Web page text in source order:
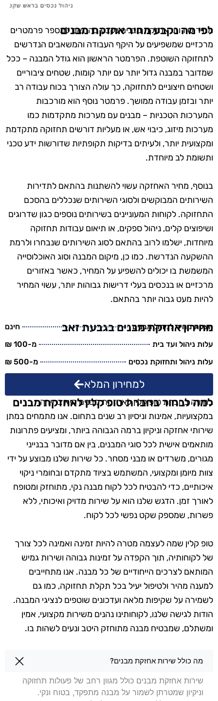
לפי מה נקבע מחיר אחזקת מבנים
מחיר שירותי אחזקת מבנים נקבע בהתאם למספר פרמטרים
מרכזיים שמשפיעים על היקף העבודה והמשאבים הנדרשים
לתחזוקה השוטפת. הפרמטר הראשון הוא גודל המבנה – ככל
שמדובר במבנה גדול יותר עם יותר קומות, שטחים ציבוריים
ושטחים חיצוניים לתחזוקה, כך עולה הצורך בכוח עבודה רב
יותר ובזמן עבודה ממושך. פרמטר נוסף הוא מורכבות
המערכות הטכניות – מבנים עם מערכות מתקדמות כמו
מערכות מיזוג, כיבוי אש, או מעליות דורשים תחזוקה מתקדמת
ומקצועית יותר, ולעיתים בדיקות תקופתיות שדורשות ידע טכני
ותשומת לב מיוחדת.
בנוסף, מחיר האחזקה עשוי להשתנות בהתאם לתדירות
השירותים המבוקשים ולסוגי השירותים שנכללים בהסכם
התחזוקה. לקוחות המעוניינים בשירותים נוספים כגון שדרוגים
ושיפוצים קלים, ניהול ספקים, או תיאום עבודות תחזוקה
מיוחדות, ישלמו לרוב בהתאם לסוג השירותים שנבחרו ולרמת
ההשקעה הנדרשת. כמו כן, מיקום המבנה וסוג האוכלוסייה
המשמשת בו יכולים להשפיע על המחיר, כאשר באזורים
מרכזיים או בנכסים בעלי דרישות גבוהות יותר, עשוי המחיר
להיות מעט גבוה יותר בהתאם.
מחירון אחזקת מבנים בגבעת זאב
הצעת מחיר לניהול מבנים
חינם
עלות ניהול ועד בית
מ-100 ₪
עלות ניהול ותחזוקת נכסים
מ-500 ₪
למחירון המלא
למה לבחור בחברת טופ קלין לאחזקת מבנים
בחירה בחברת טופ קלין לאחזקת מבנים היא בחירה
במקצועיות, אמינות וניסיון רב שנים בתחום. אנו מתמחים במתן
שירותי אחזקה וניקיון ברמה הגבוהה ביותר, ומציעים פתרונות
מותאמים אישית לכל סוגי המבנים, בין אם מדובר בבנייני
מגורים, משרדים או מבני מסחר. כל שירות שלנו מבוצע על ידי
צוות מיומן ומקצועי, המשתמש בציוד מתקדם ובחומרי ניקוי
איכותיים, כדי להבטיח לכל לקוח מבנה נקי, מתוחזק ומטופח
לאורך זמן. הדגש שלנו הוא על שירות מדויק ואיכותי, ללא
פשרות, שמספק שקט נפשי לכל לקוח.
טופ קלין שמה לעצמה מטרה להיות זמינה ואמינה לכל צורך
של לקוחותיה, תוך הקפדה על זמינות גבוהה ושירות גמיש
המותאם לצרכים הייחודיים של כל מבנה. אנו מתחייבים
למענה מהיר ולטיפול יעיל בכל תקלת תחזוקה, כמו גם
לשמירה על שקיפות מלאה ועדכונים שוטפים לנציגי המבנה.
הודות לגישה שלנו, לקוחותינו נהנים משירות מקצועי, אמין
ומשתלם, שמבטיח מבנה מתוחזק היטב ונעים לשהות בו.
שאלות בנושא אחזקת מבנים בגבעת זאב
מה כולל שירות אחזקת מבנים?
שירות אחזקת מבנים כולל מגוון רחב של פעולות תחזוקה
וניקיון שמטרתן לשמור על מבנה מתפקד, בטוח ונקי.